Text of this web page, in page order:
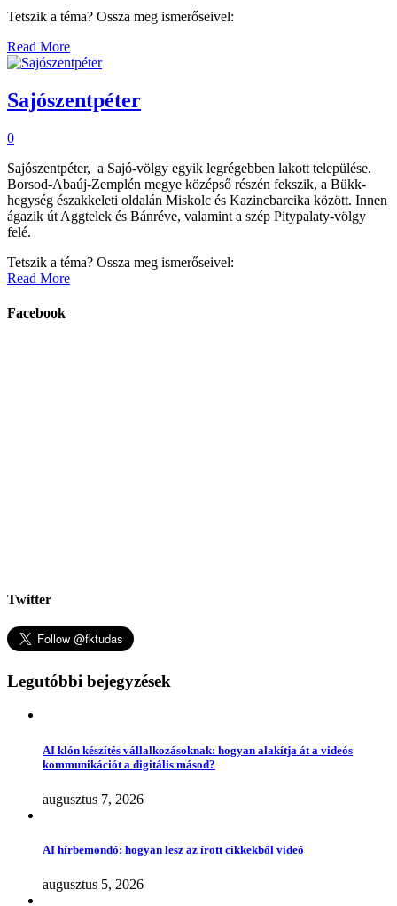
Tetszik a téma? Ossza meg ismerőseivel:
Read More
Sajószentpéter
0
Sajószentpéter, a Sajó-völgy egyik legrégebben lakott települése.
Borsod-Abaúj-Zemplén megye középső részén fekszik, a Bükk-
hegység északkeleti oldalán Miskolc és Kazincbarcika között. Innen
ágazik út Aggtelek és Bánréve, valamint a szép Pitypalaty-völgy
felé.
Tetszik a téma? Ossza meg ismerőseivel:
Read More
Facebook
Twitter
Legutóbbi bejegyzések
AI klón készítés vállalkozásoknak: hogyan alakítja át a videós
kommunikációt a digitális másod?
augusztus 7, 2026
AI hírbemondó: hogyan lesz az írott cikkekből videó
augusztus 5, 2026